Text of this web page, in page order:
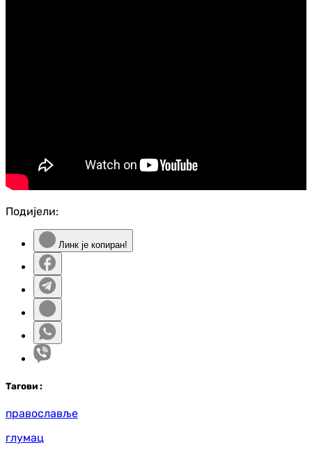
Подијели:
Линк је копиран!
Тагови :
православље
глумац